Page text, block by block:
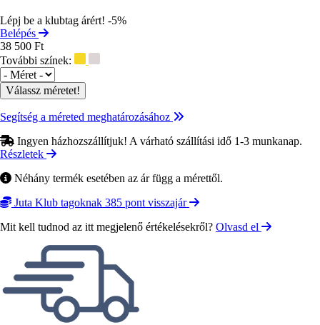
Lépj be a klubtag árért! -5%
Belépés
38 500 Ft
További színek:
Méret
Segítség a méreted meghatározásához
Ingyen házhozszállítjuk! A várható szállítási idő 1-3 munkanap.
Részletek
Néhány termék esetében az ár függ a mérettől.
Juta Klub tagoknak 385 pont visszajár
Mit kell tudnod az itt megjelenő értékelésekről? Olvasd el